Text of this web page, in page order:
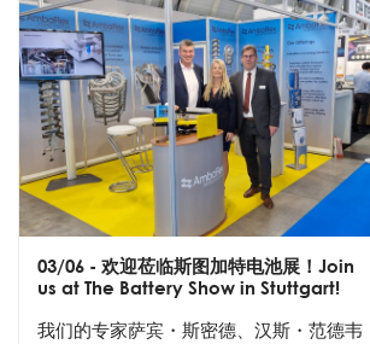
03/06 - 欢迎莅临斯图加特电池展！Join
us at The Battery Show in Stuttgart!
我们的专家萨宾・斯密德、汉斯・范德韦